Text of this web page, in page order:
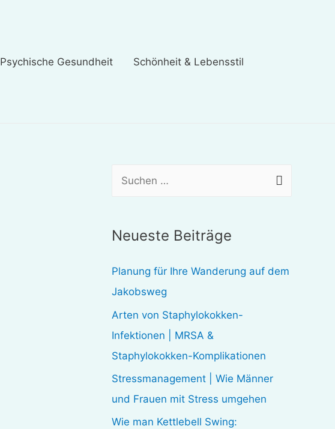
Psychische Gesundheit Schönheit & Lebensstil
h
n
n
a
c
h
:
Neueste Beiträge
Planung für Ihre Wanderung auf dem
Jakobsweg
Arten von Staphylokokken-
Infektionen | MRSA &
Staphylokokken-Komplikationen
Stressmanagement | Wie Männer
und Frauen mit Stress umgehen
Wie man Kettlebell Swing: